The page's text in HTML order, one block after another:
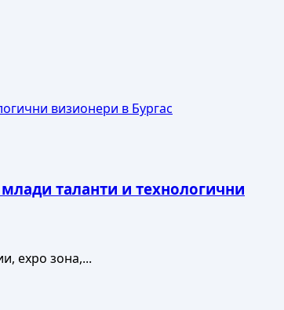
визионери в Бургас
таланти и технологични
expo зона,...